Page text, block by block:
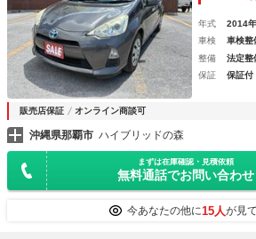
年式 2014年
車検
車検整
整備
法定整
保証
保証
販売店保証 オンライン商談可
沖縄県那覇市 ハイブリッドの森
まずは在庫確認・見積依頼
無料通話でお問い合わせ
今あなたの他に15人が見